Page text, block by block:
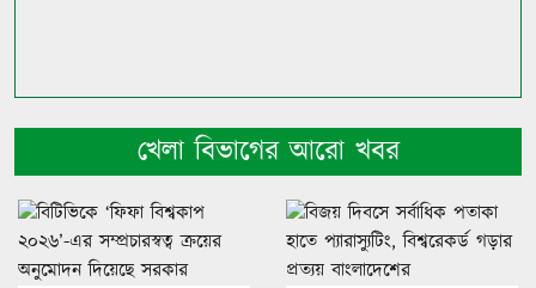
খেলা বিভাগের আরো খবর